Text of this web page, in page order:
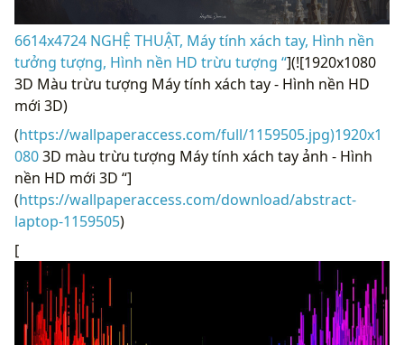
6614x4724 NGHỆ THUẬT, Máy tính xách tay, Hình nền
tưởng tượng, Hình nền HD trừu tượng “](![1920x1080
3D Màu trừu tượng Máy tính xách tay - Hình nền HD
mới 3D)
(https://wallpaperaccess.com/full/1159505.jpg)1920x1
0803D màu trừu tượng Máy tính xách tay ảnh - Hình
nền HD mới 3D “]
(https://wallpaperaccess.com/download/abstract-
laptop-1159505)
[